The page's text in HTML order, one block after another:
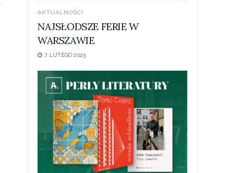
AKTUALNOŚCI
NAJSŁODSZE FERIE W
WARSZAWIE
7 LUTEGO 2025